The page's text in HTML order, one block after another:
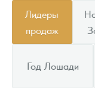
Лидеры
продаж
Год Лошади